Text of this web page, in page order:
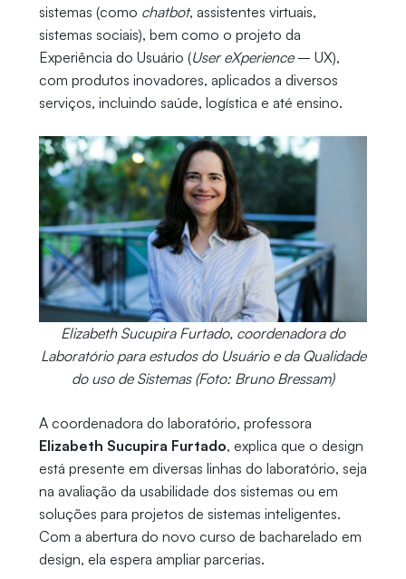
sistemas (como chatbot, assistentes virtuais,
sistemas sociais), bem como o projeto da
Experiência do Usuário (User eXperience– UX),
com produtos inovadores, aplicados a diversos
serviços, incluindo saúde, logística e até ensino.
Elizabeth Sucupira Furtado, coordenadora do
Laboratório para estudos do Usuário e da Qualidade
do uso de Sistemas (Foto: Bruno Bressam)
A coordenadora do laboratório, professora
Elizabeth Sucupira Furtado, explica que o design
está presente em diversas linhas do laboratório, seja
na avaliação da usabilidade dos sistemas ou em
soluções para projetos de sistemas inteligentes.
Com a abertura do novo curso de bacharelado em
design, ela espera ampliar parcerias.